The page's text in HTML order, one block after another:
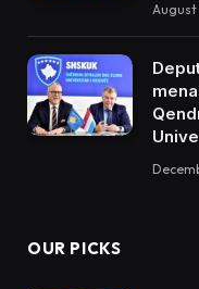
OUR PICKS